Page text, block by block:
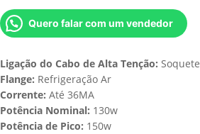
Quero falar com um vendedor
Ligação do Cabo de Alta Tenção: Soquete
Flange: Refrigeração Ar
Corrente: Até 36MA
Potência Nominal: 130w
Potência de Pico: 150w